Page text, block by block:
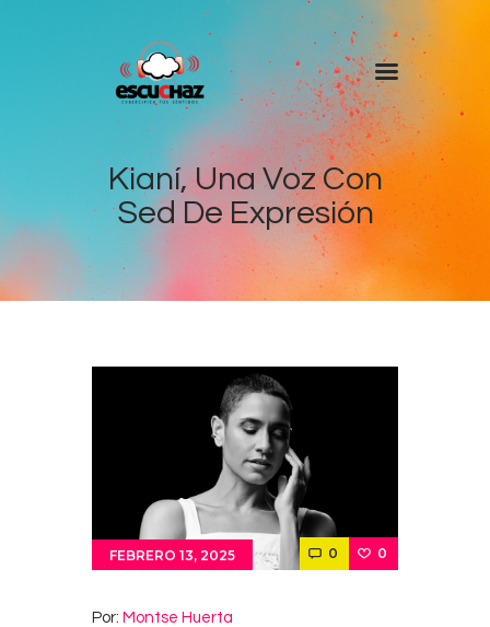
Kianí, Una Voz Con
Sed De Expresión
Inicio
Programas
DJ’s
Colaboradores
Noticias
FEBRERO 13, 2025 0 0
Por: Montse Huerta